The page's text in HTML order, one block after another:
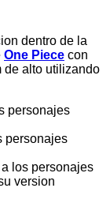
dentro de la
One Piece con
de alto utilizando
personajes
personajes
los personajes
version